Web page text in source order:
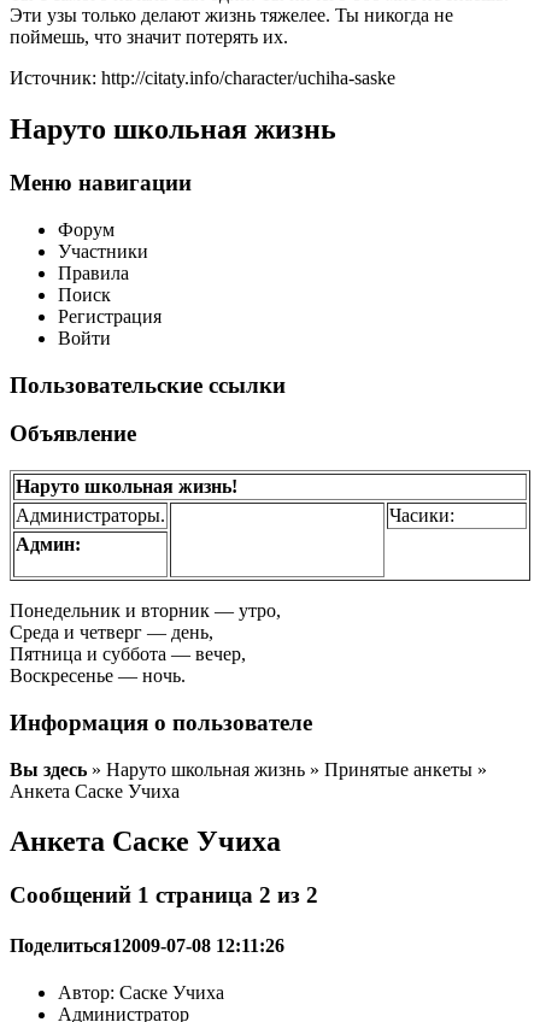
Эти узы только делают жизнь тяжелее. Ты никогда не
поймешь, что значит потерять их.
Источник: http://citaty.info/character/uchiha-saske
Наруто школьная жизнь
Меню навигации
Форум
Участники
Правила
Поиск
Регистрация
Войти
Пользовательские ссылки
Объявление
Наруто школьная жизнь!
Администраторы.
Часики:
Админ:
Понедельник и вторник — утро,
Среда и четверг — день,
Пятница и суббота — вечер,
Воскресенье — ночь.
Информация о пользователе
Вы здесь » Наруто школьная жизнь » Принятые анкеты »
Анкета Саске Учиха
Анкета Саске Учиха
Сообщений 1 страница 2 из 2
Поделиться12009-07-08 12:11:26
Автор: Саске Учиха
Администратор